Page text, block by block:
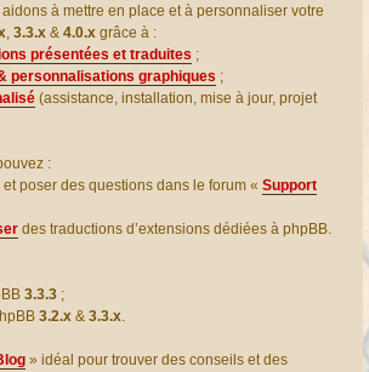
à mettre en place et à personnaliser votre
, 3.3.x & 4.0.x grâce à :
présentées et traduites ;
personnalisations graphiques ;
(assistance, installation, mise à jour, projet
:
poser des questions dans le forum « Support
des traductions d’extensions dédiées à phpBB.
3.3.3 ;
3.2.x & 3.3.x.
» idéal pour trouver des conseils et des